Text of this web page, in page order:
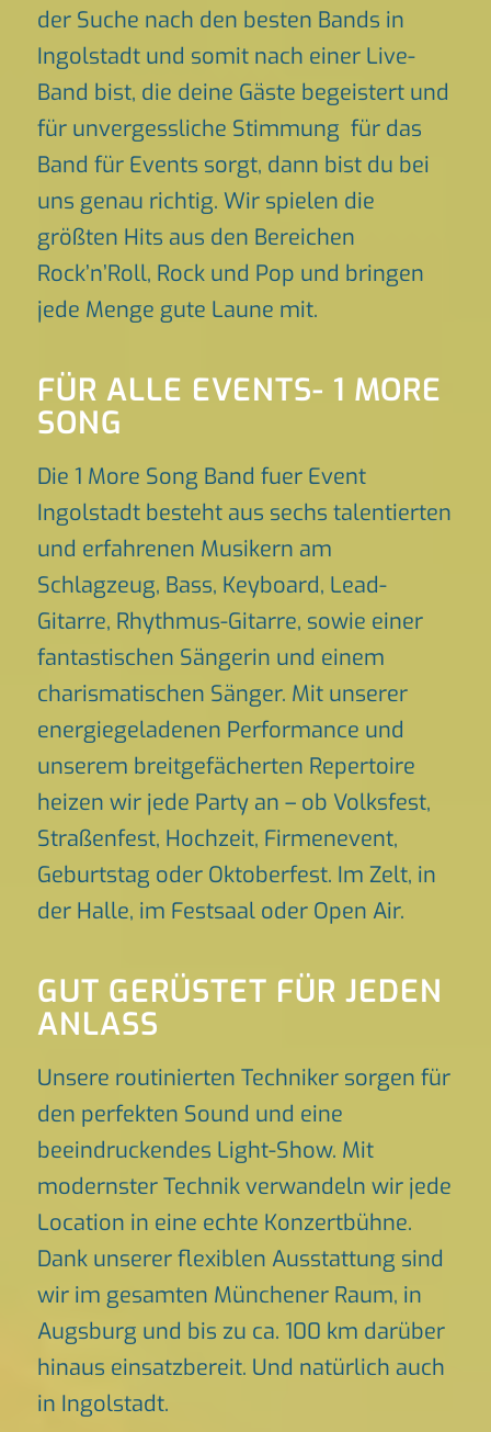
der Suche nach den besten Bands in
Ingolstadt und somit nach einer Live-
Band bist, die deine Gäste begeistert und
für unvergessliche Stimmung für das
Band für Events sorgt, dann bist du bei
uns genau richtig. Wir spielen die
größten Hits aus den Bereichen
Rock’n’Roll, Rock und Pop und bringen
jede Menge gute Laune mit.
FÜR ALLE EVENTS- 1 MORE
SONG
Die 1 More Song Band fuer Event
Ingolstadt besteht aus sechs talentierten
und erfahrenen Musikern am
Schlagzeug, Bass, Keyboard, Lead-
Gitarre, Rhythmus-Gitarre, sowie einer
fantastischen Sängerin und einem
charismatischen Sänger. Mit unserer
energiegeladenen Performance und
unserem breitgefächerten Repertoire
heizen wir jede Party an – ob Volksfest,
Straßenfest, Hochzeit, Firmenevent,
Geburtstag oder Oktoberfest. Im Zelt, in
der Halle, im Festsaal oder Open Air.
GUT GERÜSTET FÜR JEDEN
ANLASS
Unsere routinierten Techniker sorgen für
den perfekten Sound und eine
beeindruckendes Light-Show. Mit
modernster Technik verwandeln wir jede
Location in eine echte Konzertbühne.
Dank unserer flexiblen Ausstattung sind
wir im gesamten Münchener Raum, in
Augsburg und bis zu ca. 100 km darüber
hinaus einsatzbereit. Und natürlich auch
in Ingolstadt.